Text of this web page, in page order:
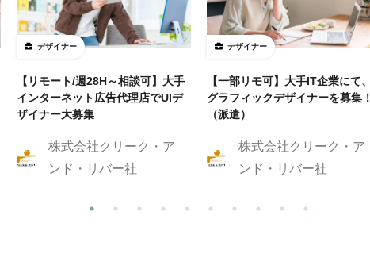
デザイナー
【リモート/週28H～相談可】大手
インターネット広告代理店でUIデ
ザイナー大募集
株式会社クリーク・ア
ンド・リバー社
デザイナー
【一部リモ可】大手IT企業にて、
グラフィックデザイナーを募集！
（派遣）
株式会社クリーク・ア
ンド・リバー社